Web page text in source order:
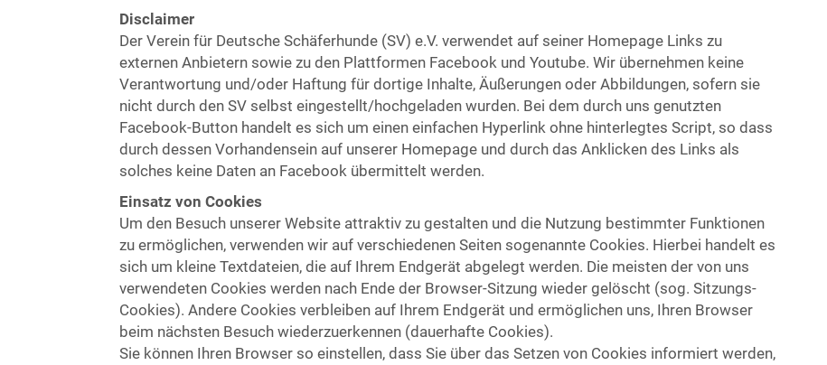
Disclaimer
Der Verein für Deutsche Schäferhunde (SV) e.V. verwendet auf seiner Homepage Links zu
externen Anbietern sowie zu den Plattformen Facebook und Youtube. Wir übernehmen keine
Verantwortung und/oder Haftung für dortige Inhalte, Äußerungen oder Abbildungen, sofern sie
nicht durch den SV selbst eingestellt/hochgeladen wurden. Bei dem durch uns genutzten
Facebook-Button handelt es sich um einen einfachen Hyperlink ohne hinterlegtes Script, so dass
durch dessen Vorhandensein auf unserer Homepage und durch das Anklicken des Links als
solches keine Daten an Facebook übermittelt werden.
Einsatz von Cookies
Um den Besuch unserer Website attraktiv zu gestalten und die Nutzung bestimmter Funktionen
zu ermöglichen, verwenden wir auf verschiedenen Seiten sogenannte Cookies. Hierbei handelt es
sich um kleine Textdateien, die auf Ihrem Endgerät abgelegt werden. Die meisten der von uns
verwendeten Cookies werden nach Ende der Browser-Sitzung wieder gelöscht (sog. Sitzungs-
Cookies). Andere Cookies verbleiben auf Ihrem Endgerät und ermöglichen uns, Ihren Browser
beim nächsten Besuch wiederzuerkennen (dauerhafte Cookies).
Sie können Ihren Browser so einstellen, dass Sie über das Setzen von Cookies informiert werden,